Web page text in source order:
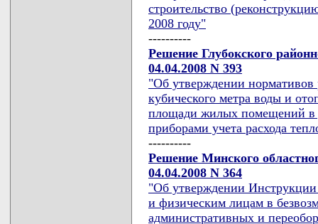
строительство
2008 году"
----------
Решение Глубокского
04.04.2008 N 393
"Об утверждении нормативов
кубического метра воды и
площади жилых помещений в
приборами учета расхода
----------
Решение Минского
04.04.2008 N 364
"Об утверждении
и физическим лицам в
административных и